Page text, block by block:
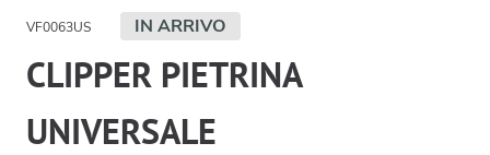
VF0063US IN ARRIVO
CLIPPER PIETRINA
UNIVERSALE